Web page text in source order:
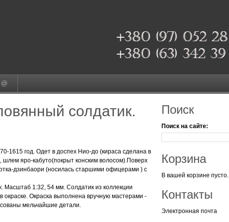
@
солдатик.
1615 год. Одет в доспех Нио-до (кираса сделана в
шлем яро-кабуто(покрыт конским волосом).Поверх
дзинбаори (носилась старшими офицерами ) с
Масштаб 1:32, 54 мм. Солдатик из коллекции
окраске. Окраска выполнена вручную мастерами -
мельчайшие детали.
Поиск
Поиск на сайте:
Корзина
В вашей корзине пусто.
Контакты
Электронная почта